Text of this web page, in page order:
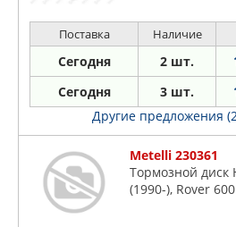
PATRON
STELLOX
TRUSTING
TRW
Поставка Наличие
Сегодня 2 шт.
Сегодня 3 шт.
Другие предложения
Metelli 230361
Тормозной диск
(1990-), Rover